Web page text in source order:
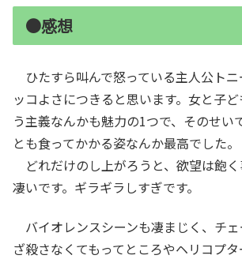
●感想
ひたすら叫んで怒っている主人公ト
ッコよさにつきると思います。女と子
う主義なんかも魅力の1つで、そのせい
とも食ってかかる姿なんか最高でした。
どれだけのし上がろうと、欲望は飽
凄いです。ギラギラしすぎです。
バイオレンスシーンも凄まじく、チ
ざ殺さなくてもってところやヘリコプ